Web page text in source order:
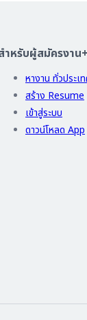
ำหรับผู้สมัครงาน+
หางาน ทั่วประเ
สร้าง Resume
เข้าสู่ระบบ
ดาวน์โหลด App